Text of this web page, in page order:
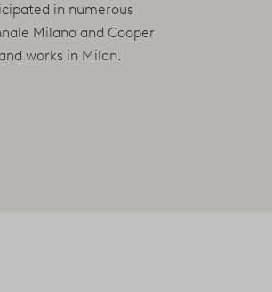
in numerous
Milano and Cooper
works in Milan.